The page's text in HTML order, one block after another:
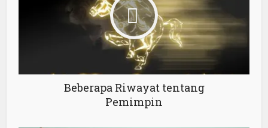
Beberapa Riwayat tentang
Pemimpin